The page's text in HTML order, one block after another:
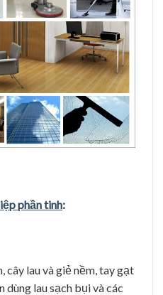
phần tinh:
cây lau và giẻ nềm, tay gạt
dùng lau sạch bụi và các